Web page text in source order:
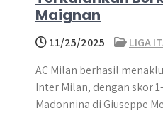
Maignan
11/25/2025
LIGA
AC Milan berhasil
Inter Milan, dengan skor
Madonnina di Giuseppe